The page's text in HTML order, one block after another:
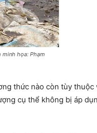
minh họa: Phạm
thức nào còn tùy thuộc
cụ thể không bị áp